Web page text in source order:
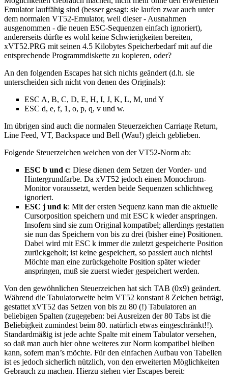
Emulator lauffähig sind (besser gesagt: sie laufen zwar auch unter
dem normalen VT52-Emulator, weil dieser - Ausnahmen
ausgenommen - die neuen ESC-Sequenzen einfach ignoriert),
andererseits dürfte es wohl keine Schwierigkeiten bereiten,
xVT52.PRG mit seinen 4.5 Kilobytes Speicherbedarf mit auf die
entsprechende Programmdiskette zu kopieren, oder?
An den folgenden Escapes hat sich nichts geändert (d.h. sie
unterscheiden sich nicht von denen des Originals):
ESC A, B, C, D, E, H, I, J, K, L, M, und Y
ESC d, e, f, 1, o, p, q, v und w.
Im übrigen sind auch die normalen Steuerzeichen Carriage Return,
Line Feed, VT, Backspace und Bell (Wau!) gleich geblieben.
Folgende Steuerzeichen weichen von der VT52-Norm ab:
ESC b und c: Diese dienen dem Setzen der Vorder- und
Hintergrundfarbe. Da xVT52 jedoch einen Monochrom-
Monitor voraussetzt, werden beide Sequenzen schlichtweg
ignoriert.
ESC j und k: Mit der ersten Sequenz kann man die aktuelle
Cursorposition speichern und mit ESC k wieder anspringen.
Insofern sind sie zum Original kompatibel; allerdings gestatten
sie nun das Speichern von bis zu drei (bisher eine) Positionen.
Dabei wird mit ESC k immer die zuletzt gespeicherte Position
zurückgeholt; ist keine gespeichert, so passiert auch nichts!
Möchte man eine zurückgeholte Position später wieder
anspringen, muß sie zuerst wieder gespeichert werden.
Von den gewöhnlichen Steuerzeichen hat sich TAB (0x9) geändert.
Während die Tabulatorweite beim VT52 konstant 8 Zeichen beträgt,
gestattet xVT52 das Setzen von bis zu 80 (!) Tabulatoren an
beliebigen Spalten (zugegeben: bei Ausreizen der 80 Tabs ist die
Beliebigkeit zumindest beim 80. natürlich etwas eingeschränkt!!).
Standardmäßig ist jede achte Spalte mit einem Tabulator versehen,
so daß man auch hier ohne weiteres zur Norm kompatibel bleiben
kann, sofern man’s möchte. Für den einfachen Aufbau von Tabellen
ist es jedoch sicherlich nützlich, von den erweiterten Möglichkeiten
Gebrauch zu machen. Hierzu stehen vier Escapes bereit: